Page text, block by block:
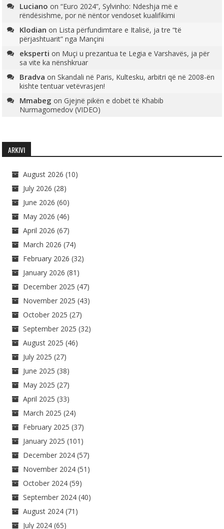
Luciano on“Euro 2024”, Sylvinho: Ndeshja më e
rëndësishme, por në nëntor vendoset kualifikimi
Klodian on Lista përfundimtare e Italisë, ja tre “të
përjashtuarit” nga Mançini
eksperti on Muçi u prezantua te Legia e Varshavës, ja për
sa vite ka nënshkruar
Bradva onSkandali në Paris, Kultesku, arbitri që në 2008-ën
kishte tentuar vetëvrasjen!
Mmabeg onGjejnë pikën e dobët të Khabib
Nurmagomedov (VIDEO)
ARKIVI
August 2026 (10)
July 2026 (28)
June 2026 (60)
May 2026 (46)
April 2026 (67)
March 2026 (74)
February 2026 (32)
January 2026 (81)
December 2025 (47)
November 2025 (43)
October 2025 (27)
September 2025 (32)
August 2025 (46)
July 2025 (27)
June 2025 (38)
May 2025 (27)
April 2025 (33)
March 2025 (24)
February 2025 (37)
January 2025 (101)
December 2024 (57)
November 2024 (51)
October 2024 (59)
September 2024 (40)
August 2024 (71)
July 2024 (65)